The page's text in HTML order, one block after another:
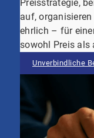
Preisstrategie,
auf,
ehrlich – für
sowohl Preis als
Unverbindliche